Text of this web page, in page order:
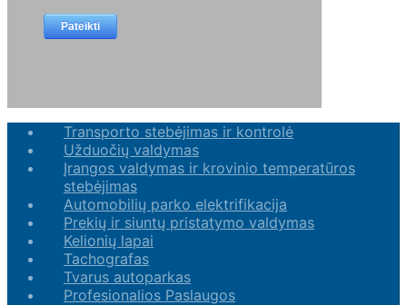
Transporto stebėjimas ir kontrolė
Užduočių valdymas
Įrangos valdymas ir krovinio temperatūros
stebėjimas
Automobilių parko elektrifikacija
Prekių ir siuntų pristatymo valdymas
Kelionių lapai
Tachografas
Tvarus autoparkas
Profesionalios Paslaugos